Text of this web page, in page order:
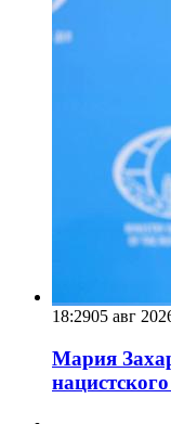
18:2905 авг
Мария